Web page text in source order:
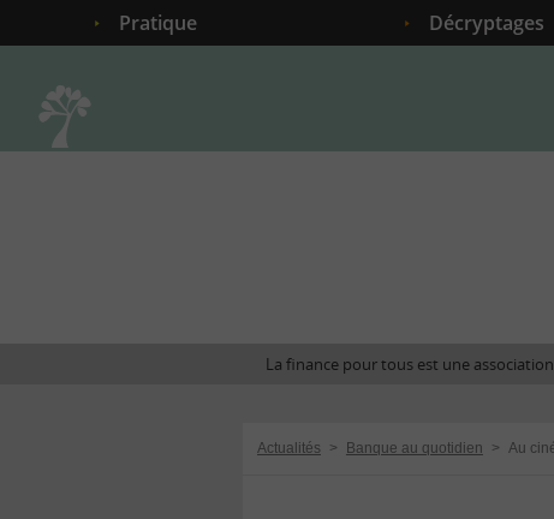
Pratique Décryptages
La finance pour tous est une
Actualités > Banque au quotidien > Au